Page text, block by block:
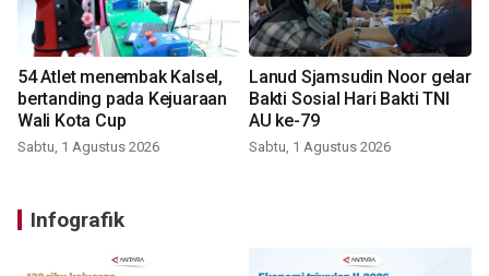
54 Atlet menembak Kalsel,
bertanding pada Kejuaraan
Wali Kota Cup
Sabtu, 1 Agustus 2026
Lanud Sjamsudin Noor gelar
Bakti Sosial Hari Bakti TNI
AU ke-79
Sabtu, 1 Agustus 2026
Infografik